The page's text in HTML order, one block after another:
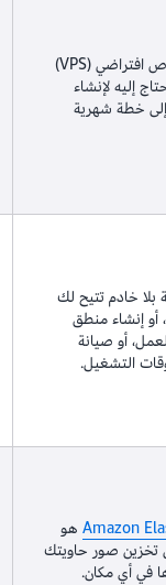
هو خادم خاص افتراضي (VPS)
إليه لإنشاء
إلى خطة شهرية
خادم تتيح لك
أو إنشاء منطق
أو صيانة
التشغيل.
Amazonهو
تخزين صور حاويتك
في أي مكان.